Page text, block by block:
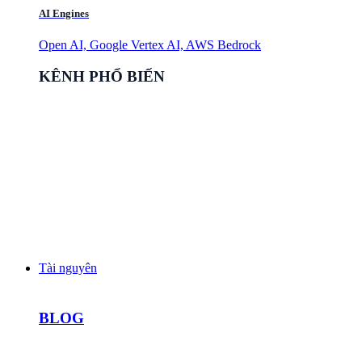
AI Engines
Open AI, Google Vertex AI, AWS Bedrock
KÊNH PHỔ BIẾN
Tài nguyên
BLOG